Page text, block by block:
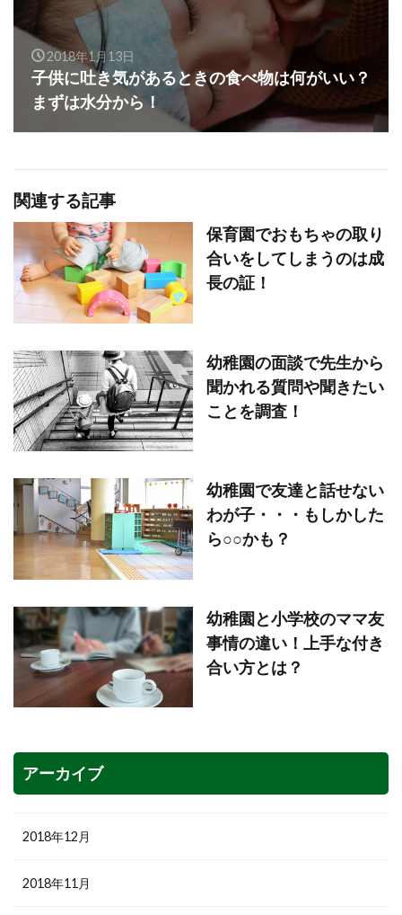
2018年1月13日
子供に吐き気があるときの食べ物は何がいい？
まずは水分から！
関連する記事
保育園でおもちゃの取り
合いをしてしまうのは成
長の証！
幼稚園の面談で先生から
聞かれる質問や聞きたい
ことを調査！
幼稚園で友達と話せない
わが子・・・もしかした
ら○○かも？
幼稚園と小学校のママ友
事情の違い！上手な付き
合い方とは？
アーカイブ
2018年12月
2018年11月